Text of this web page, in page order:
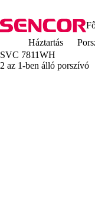
Háztartás
SVC 7811WH
2 az 1-ben álló porszívó